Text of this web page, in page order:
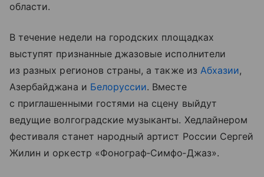
области.
В течение недели на городских площадках
выступят признанные джазовые исполнители
из разных регионов страны, а также из Абхазии,
Азербайджана и Белоруссии. Вместе
с приглашенными гостями на сцену выйдут
ведущие волгоградские музыканты. Хедлайнером
фестиваля станет народный артист России Сергей
Жилин и оркестр «Фонограф‑Симфо‑Джаз».